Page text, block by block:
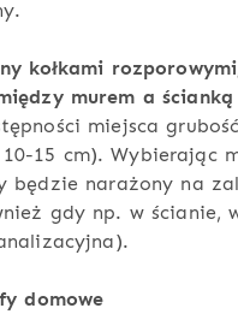
kołkami
murem a
miejsca
15 cm). Wybierając
będzie narażony na
gdy np. w ścianie,
domowe